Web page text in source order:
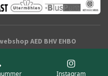
AED BHV EHBO
zijn exclusief B.T.W.
Instagram